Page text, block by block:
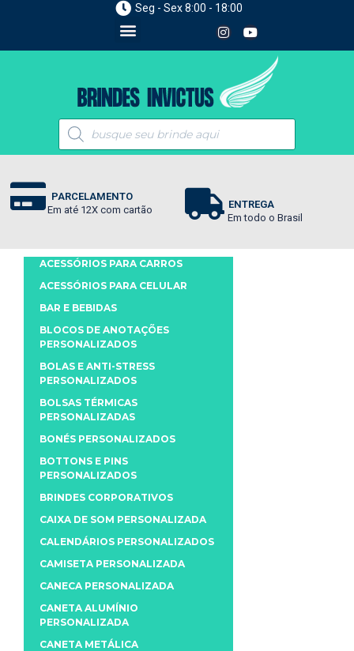
Seg - Sex 8:00 - 18:00
PARCELAMENTO
Em até 12X com cartão
ENTREGA
Em todo o Brasil
ACESSÓRIOS PARA CARROS
ACESSÓRIOS PARA CELULAR
BAR E BEBIDAS
BLOCOS DE ANOTAÇÕES
PERSONALIZADOS
BOLAS E ANTI-STRESS
PERSONALIZADOS
BOLSAS TÉRMICAS
PERSONALIZADAS
BONÉS PERSONALIZADOS
BOTTONS E PINS
PERSONALIZADOS
BRINDES CORPORATIVOS
CAIXA DE SOM PERSONALIZADA
CALENDÁRIOS PERSONALIZADOS
CAMISETA PERSONALIZADA
CANECA PERSONALIZADA
CANETA ALUMÍNIO
PERSONALIZADA
CANETA METÁLICA